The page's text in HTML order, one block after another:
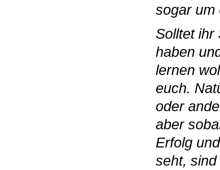
sogar um
Solltet ihr
haben
lernen
euch.
oder
aber
Erfolg
seht,